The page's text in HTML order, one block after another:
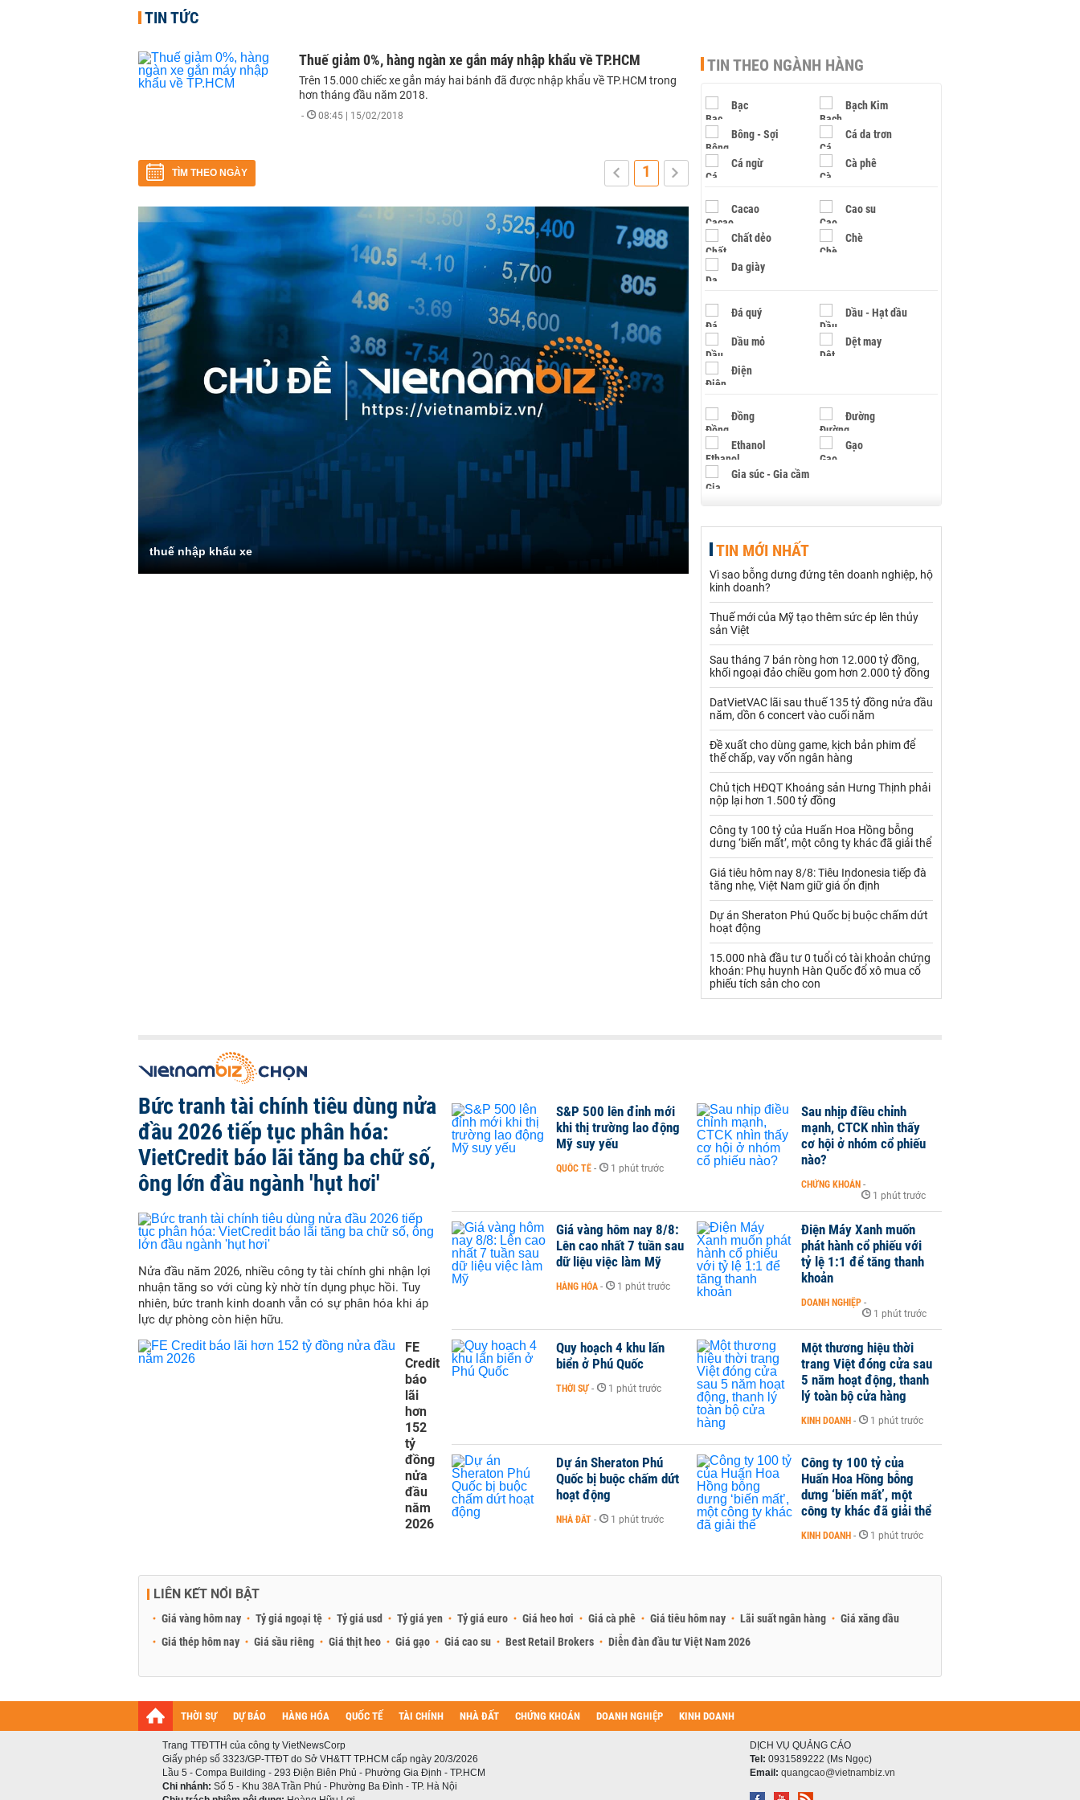
TIN TỨC
Thuế giảm 0%, hàng ngàn xe gắn máy nhập khẩu về TP.HCM
Trên 15.000 chiếc xe gắn máy hai bánh đã được nhập khẩu về TP.HCM trong
hơn tháng đầu năm 2018.
- 08:45 | 15/02/2018
TÌM THEO NGÀY 1
thuế nhập khẩu xe
TIN THEO NGÀNH HÀNG
Bạc Bạch Kim
Bông - Sợi Cá da trơn
Cá ngừ Cà phê
Cacao Cao su
Chất dẻo Chè
Da giày
Đá quý Dầu - Hạt dầu
Dầu mỏ Dệt may
Điện
Đồng Đường
Ethanol Gạo
Gia súc - Gia cầm
Hạt điều
Khí đốt
Kim loại khác Mắc ca
Muối
Nhựa - Hạt nhựa
Palladium Phân bón
Rau - Củ -Quả Sắt thép
Sữa
Than Thức ăn chăn nuôi
Thủy hải sản khác Tôm
Vàng
VLXD khác
Xi măng - Clynker
TIN MỚI NHẤT
Vì sao bỗng dưng đứng tên doanh nghiệp, hộ
kinh doanh?
Thuế mới của Mỹ tạo thêm sức ép lên thủy
sản Việt
Sau tháng 7 bán ròng hơn 12.000 tỷ đồng,
khối ngoại đảo chiều gom hơn 2.000 tỷ đồng
DatVietVAC lãi sau thuế 135 tỷ đồng nửa đầu
năm, dồn 6 concert vào cuối năm
Đề xuất cho dùng game, kịch bản phim để
thế chấp, vay vốn ngân hàng
Chủ tịch HĐQT Khoáng sản Hưng Thịnh phải
nộp lại hơn 1.500 tỷ đồng
Công ty 100 tỷ của Huấn Hoa Hồng bỗng
dưng ‘biến mất’, một công ty khác đã giải thể
Giá tiêu hôm nay 8/8: Tiêu Indonesia tiếp đà
tăng nhẹ, Việt Nam giữ giá ổn định
Dự án Sheraton Phú Quốc bị buộc chấm dứt
hoạt động
15.000 nhà đầu tư 0 tuổi có tài khoản chứng
khoán: Phụ huynh Hàn Quốc đổ xô mua cổ
phiếu tích sản cho con
Bức tranh tài chính tiêu dùng nửa
đầu 2026 tiếp tục phân hóa:
VietCredit báo lãi tăng ba chữ số,
ông lớn đầu ngành 'hụt hơi'
Nửa đầu năm 2026, nhiều công ty tài chính ghi nhận lợi
nhuận tăng so với cùng kỳ nhờ tín dụng phục hồi. Tuy
nhiên, bức tranh kinh doanh vẫn có sự phân hóa khi áp
lực dự phòng còn hiện hữu.
FE
Credit
báo
lãi
hơn
152
tỷ
đồng
nửa
đầu
năm
2026
S&P 500 lên đỉnh mới
khi thị trường lao động
Mỹ suy yếu
QUỐC TẾ - 1 phút trước
Sau nhịp điều chỉnh
mạnh, CTCK nhìn thấy
cơ hội ở nhóm cổ phiếu
nào?
CHỨNG KHOÁN -
1 phút trước
Giá vàng hôm nay 8/8:
Lên cao nhất 7 tuần sau
dữ liệu việc làm Mỹ
HÀNG HÓA - 1 phút trước
Điện Máy Xanh muốn
phát hành cổ phiếu với
tỷ lệ 1:1 để tăng thanh
khoản
DOANH NGHIỆP -
1 phút trước
Quy hoạch 4 khu lấn
biển ở Phú Quốc
THỜI SỰ - 1 phút trước
Một thương hiệu thời
trang Việt đóng cửa sau
5 năm hoạt động, thanh
lý toàn bộ cửa hàng
KINH DOANH - 1 phút trước
Dự án Sheraton Phú
Quốc bị buộc chấm dứt
hoạt động
NHÀ ĐẤT - 1 phút trước
Công ty 100 tỷ của
Huấn Hoa Hồng bỗng
dưng ‘biến mất’, một
công ty khác đã giải thể
KINH DOANH - 1 phút trước
LIÊN KẾT NỔI BẬT
Giá vàng hôm nay Tỷ giá ngoại tệ Tỷ giá usd Tỷ giá yen Tỷ giá euro Giá heo hơi Giá cà phê Giá tiêu hôm nay Lãi suất ngân hàng
Giá xăng dầu
Giá thép hôm nay
Giá sầu riêng Giá thịt heo Giá gạo Giá cao su Best Retail Brokers Diễn đàn đầu tư Việt Nam 2026
THỜI SỰ DỰ BÁO HÀNG HÓA QUỐC TẾ TÀI CHÍNH NHÀ ĐẤT CHỨNG KHOÁN DOANH NGHIỆP KINH DOANH
Trang TTĐTTH của công ty VietNewsCorp
Giấy phép số 3323/GP-TTĐT do Sở VH&TT TP.HCM cấp ngày 20/3/2026
Lầu 5 - Compa Building - 293 Điện Biên Phủ - Phường Gia Định - TP.HCM
Chi nhánh: Số 5 - Khu 38A Trần Phú - Phường Ba Đình - TP. Hà Nội
DỊCH VỤ QUẢNG CÁO
Tel: 0931589222 (Ms Ngọc)
Email: quangcao@vietnambiz.vn